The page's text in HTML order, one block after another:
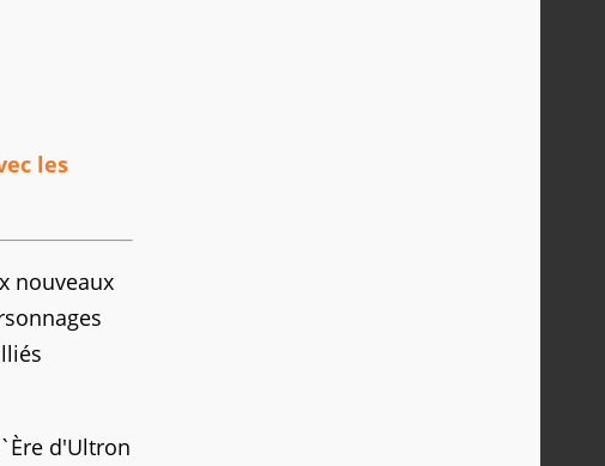
les
nouveaux
d'Ultron